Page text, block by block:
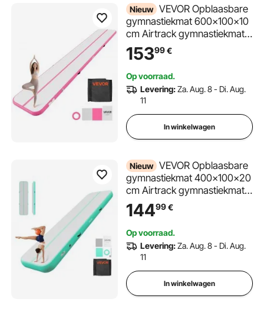
Nieuw VEVOR Opblaasbare
gymnastiekmat 600x100x10
cm Airtrack gymnastiekmat
voor training, wedstrijden en
yoga, met antislipoppervlak,
600W elektrische luchtpomp,
reparatiepatch, mondstukken
en tas, roze
15399€
Op voorraad.
Levering:Za. Aug. 8 - Di. Aug.
11
In winkelwagen
Nieuw VEVOR Opblaasbare
gymnastiekmat 400x100x20
cm Airtrack gymnastiekmat
voor training, wedstrijden en
yoga, met antislipoppervlak,
600W elektrische luchtpomp,
reparatiepatch, mondstukken
en tas, mintgroen
14499€
Op voorraad.
Levering:Za. Aug. 8 - Di. Aug.
11
In winkelwagen